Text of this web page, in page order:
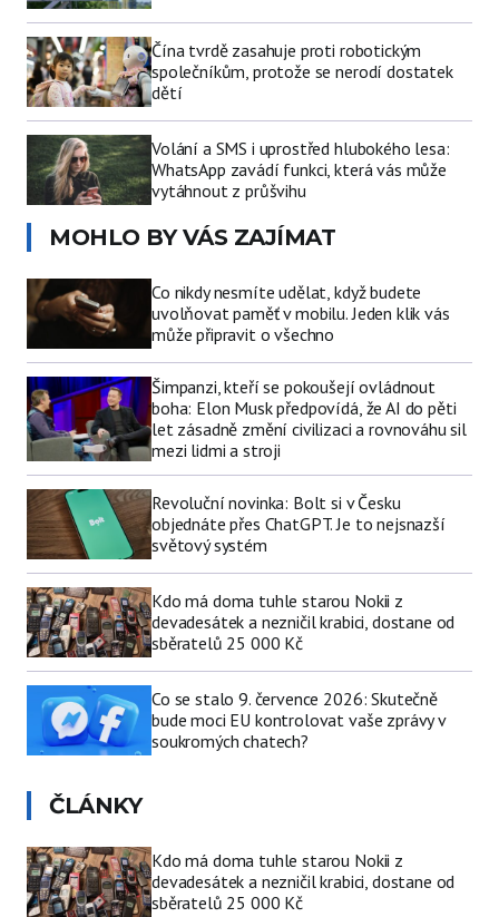
Čína tvrdě zasahuje proti robotickým
společníkům, protože se nerodí dostatek
dětí
Volání a SMS i uprostřed hlubokého lesa:
WhatsApp zavádí funkci, která vás může
vytáhnout z průšvihu
MOHLO BY VÁS ZAJÍMAT
Co nikdy nesmíte udělat, když budete
uvolňovat paměť v mobilu. Jeden klik vás
může připravit o všechno
Šimpanzi, kteří se pokoušejí ovládnout
boha: Elon Musk předpovídá, že AI do pěti
let zásadně změní civilizaci a rovnováhu sil
mezi lidmi a stroji
Revoluční novinka: Bolt si v Česku
objednáte přes ChatGPT. Je to nejsnazší
světový systém
Kdo má doma tuhle starou Nokii z
devadesátek a nezničil krabici, dostane od
sběratelů 25 000 Kč
Co se stalo 9. července 2026: Skutečně
bude moci EU kontrolovat vaše zprávy v
soukromých chatech?
ČLÁNKY
Kdo má doma tuhle starou Nokii z
devadesátek a nezničil krabici, dostane od
sběratelů 25 000 Kč